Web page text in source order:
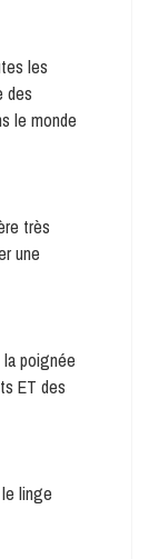
les
des
le monde
très
une
poignée
ET des
linge